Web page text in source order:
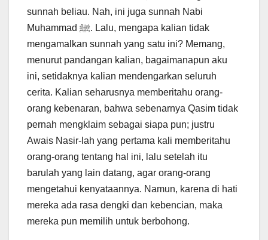
sunnah beliau. Nah, ini juga sunnah Nabi
Muhammad ﷺ. Lalu, mengapa kalian tidak
mengamalkan sunnah yang satu ini? Memang,
menurut pandangan kalian, bagaimanapun aku
ini, setidaknya kalian mendengarkan seluruh
cerita. Kalian seharusnya memberitahu orang-
orang kebenaran, bahwa sebenarnya Qasim tidak
pernah mengklaim sebagai siapa pun; justru
Awais Nasir-lah yang pertama kali memberitahu
orang-orang tentang hal ini, lalu setelah itu
barulah yang lain datang, agar orang-orang
mengetahui kenyataannya. Namun, karena di hati
mereka ada rasa dengki dan kebencian, maka
mereka pun memilih untuk berbohong.